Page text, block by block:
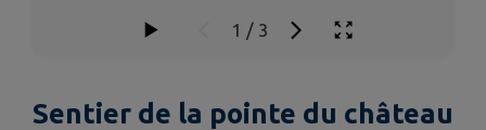
1 / 3
Sentier de la pointe du château